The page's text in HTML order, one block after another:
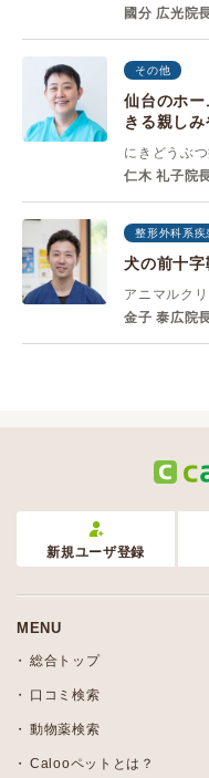
國分 広光院
その他
仙台のホ
きる親し
にきどうぶ
仁木 礼子院
整形外科系疾
犬の前十字
アニマルク
金子 泰広院
新規ユーザ登録
MENU
総合トップ
口コミ検索
動物薬検索
Calooペットとは？